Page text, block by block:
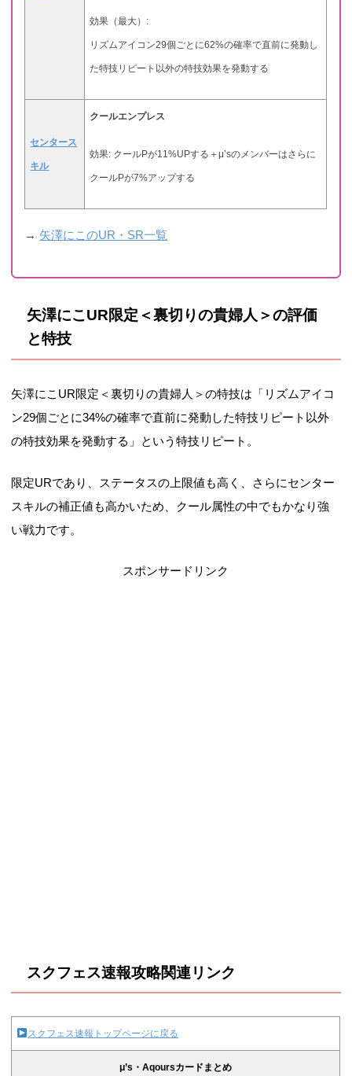
効果（最大）:
リズムアイコン29個ごとに62%の確率で直前に発動し
た特技リピート以外の特技効果を発動する
センタース
キル
クールエンプレス
効果: クールPが11%UPする＋μ’sのメンバーはさらに
クールPが7%アップする
→ 矢澤にこのUR・SR一覧
矢澤にこUR限定＜裏切りの貴婦人＞の評価
と特技
矢澤にこUR限定＜裏切りの貴婦人＞の特技は「リズムアイコ
ン29個ごとに34%の確率で直前に発動した特技リピート以外
の特技効果を発動する」という特技リピート。
限定URであり、ステータスの上限値も高く、さらにセンター
スキルの補正値も高かいため、クール属性の中でもかなり強
い戦力です。
スポンサードリンク
スクフェス速報攻略関連リンク
スクフェス速報トップページに戻る
μ’s・Aqoursカードまとめ